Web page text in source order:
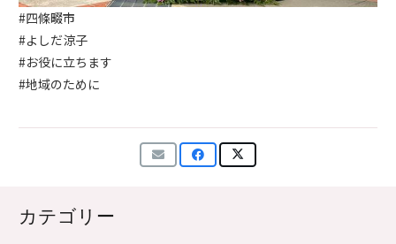
#四條畷市
#よしだ涼子
#お役に立ちます
#地域のために
カテゴリー